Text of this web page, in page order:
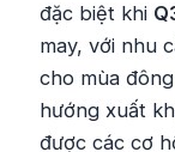
đặc biệt khi
may, với nhu
cho mùa
hướng xuất
được các cơ